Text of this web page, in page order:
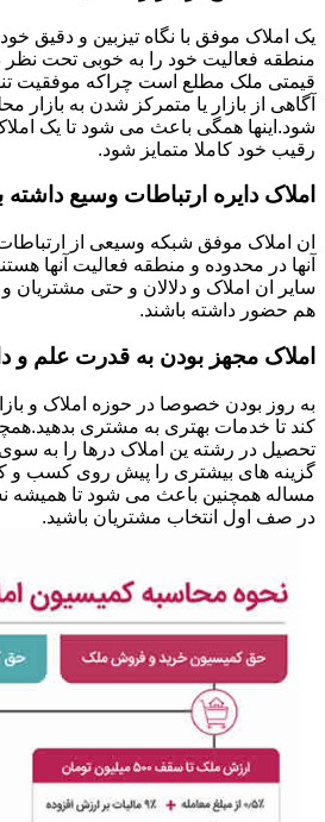
یک املاک موفق با نگاه تیزبین و دقیق
منطقه فعالیت خود را به خوبی تحت نظر
قیمتی ملک مطلع است چراکه موفقیت
آگاهی از بازار یا متمرکز شدن به
شود.اینها همگی باعث می شود تا یک
رقیب خود کاملا متمایز شود.
املاک دایره ارتباطات وسیع داشته
ان املاک موفق شبکه وسیعی از
آنها در محدوده و منطقه فعالیت آنها
سایر ان املاک و دلالان و حتی مشتریان
هم حضور داشته باشند.
املاک مجهز بودن به قدرت علم و
به روز بودن خصوصا در حوزه املاک و
کند تا خدمات بهتری به مشتری
تحصیل در رشته ین املاک درها را به
گزینه های بیشتری را پیش روی کسب و
مساله همچنین باعث می شود تا همیشه
در صف اول انتخاب مشتریان باشید.